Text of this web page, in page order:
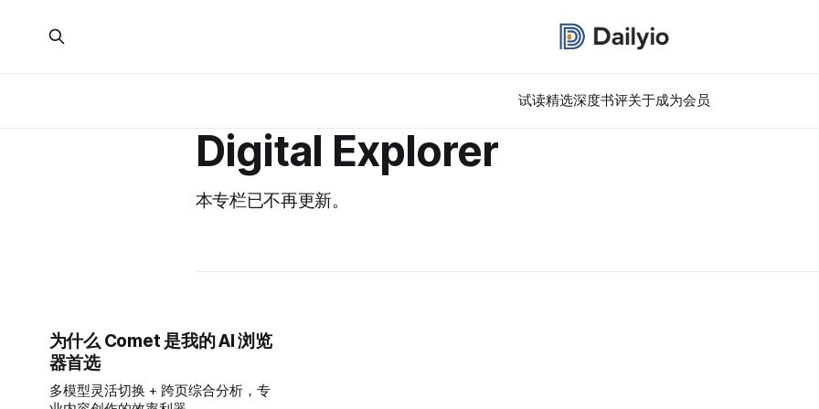
试读精选深度书评关于成为会员
Digital Explorer
本专栏已不再更新。
为什么 Comet 是我的 AI 浏览
器首选
多模型灵活切换 + 跨页综合分析，专